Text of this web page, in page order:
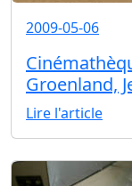
2009-05-06
Groenland,
Lire l'article